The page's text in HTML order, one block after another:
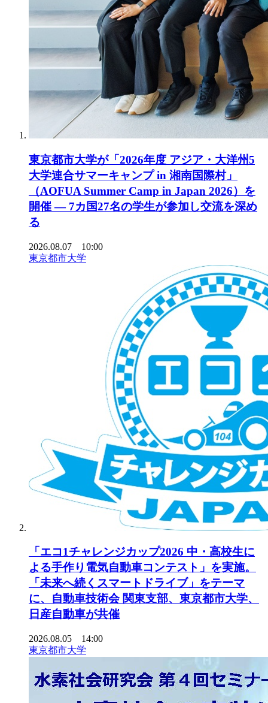
東京都市大学が「2026年度 アジア・大洋州5
大学連合サマーキャンプ in 湘南国際村」
（AOFUA Summer Camp in Japan 2026）を
開催 ― 7カ国27名の学生が参加し交流を深め
る
2026.08.07 10:00
東京都市大学
「エコ1チャレンジカップ2026 中・高校生に
よる手作り電気自動車コンテスト」を実施。
「未来へ続くスマートドライブ」をテーマ
に、自動車技術会 関東支部、東京都市大学、
日産自動車が共催
2026.08.05 14:00
東京都市大学